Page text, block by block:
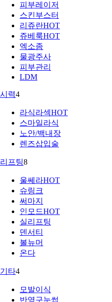
피부레이저
스킨부스터
리쥬란HOT
쥬베룩HOT
엑소좀
물광주사
피부관리
LDM
시력4
라식라섹HOT
스마일라식
노안/백내장
렌즈삽입술
리프팅8
울쎄라HOT
슈링크
써마지
인모드HOT
실리프팅
덴서티
볼뉴머
온다
기타4
모발이식
반영구눈썹